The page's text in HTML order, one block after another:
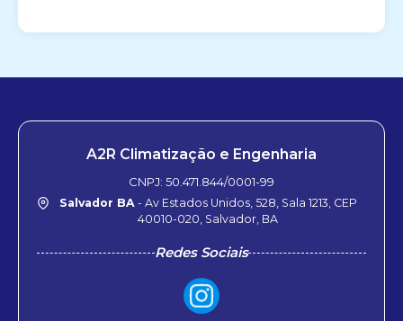
A2R Climatização e Engenharia
CNPJ: 50.471.844/0001-99
Salvador BA- Av Estados Unidos, 528, Sala 1213, CEP
40010-020, Salvador, BA
Redes Sociais